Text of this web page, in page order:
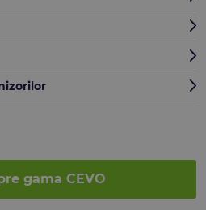
gama CEVO